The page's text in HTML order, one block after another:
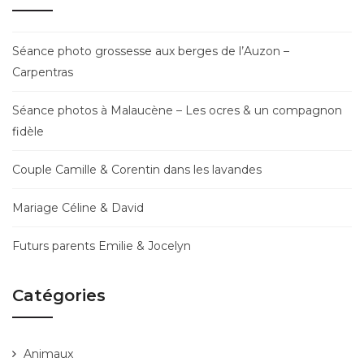
Séance photo grossesse aux berges de l’Auzon –
Carpentras
Séance photos à Malaucène – Les ocres & un compagnon
fidèle
Couple Camille & Corentin dans les lavandes
Mariage Céline & David
Futurs parents Emilie & Jocelyn
Catégories
Animaux